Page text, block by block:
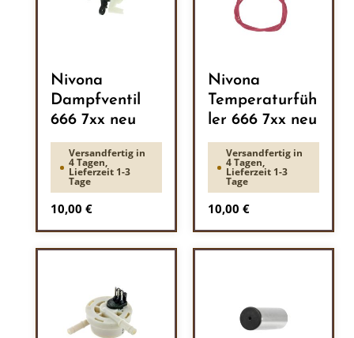
Nivona
Dampfventil
666 7xx neu
Versandfertig in
4 Tagen,
Lieferzeit 1-3
Tage
Regulärer Preis:
10,00 €
Nivona
Temperaturfüh
ler 666 7xx neu
Versandfertig in
4 Tagen,
Lieferzeit 1-3
Tage
Regulärer Preis:
10,00 €